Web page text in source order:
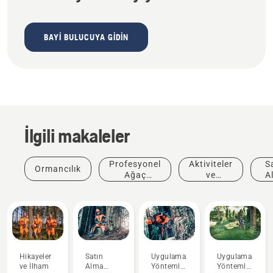
BAYI BULUCUYA GIDIN
İlgili makaleler
Ormancılık
Profesyonel
Ağaç
Aktiviteler
ve
Hikayeler
ve İlham
Satın
Alma
Uygulama
Yöntemleri
Uygulama
Yöntemleri